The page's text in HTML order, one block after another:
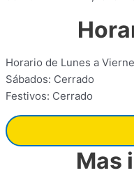
Horario de Lunes a
Sábados: Cerrado
Festivos: Cerrado
Mas